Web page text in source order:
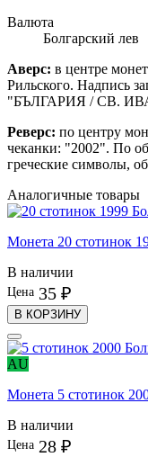
Валюта
Болгарский лев
Аверс: в центре
Рильского. Надпись
"БЪЛГАРИЯ /СВ.
Реверс: по центру
чеканки: "2002". По
греческие символы,
Аналогичные товары
Монета 20 стотинок
В наличии
Цена 35 ₽
В КОРЗИНУ
AU
Монета 5 стотинок
В наличии
Цена 28 ₽